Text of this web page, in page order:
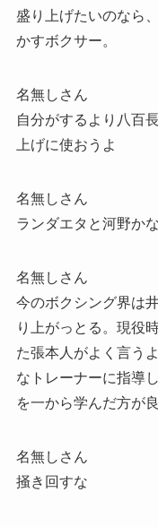
盛り上げたいのなら
かすボクサー。
名無しさん
自分がするより八百
上げに使おうよ
名無しさん
ランダエタと河野か
名無しさん
今のボクシング界は
り上がっとる。現役
た張本人がよく言う
なトレーナーに指導
を一から学んだ方が良
名無しさん
掻き回すな